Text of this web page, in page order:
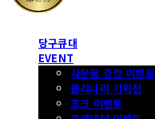
당구큐대
EVENT
사은품 증정 이벤트
몰리나리 기획전
초크 이벤트